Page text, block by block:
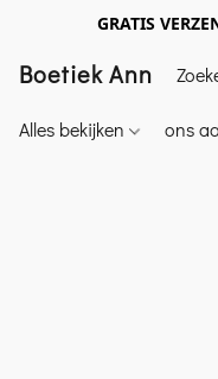
GRATIS
Boetiek Ann
Alles bekijken ons